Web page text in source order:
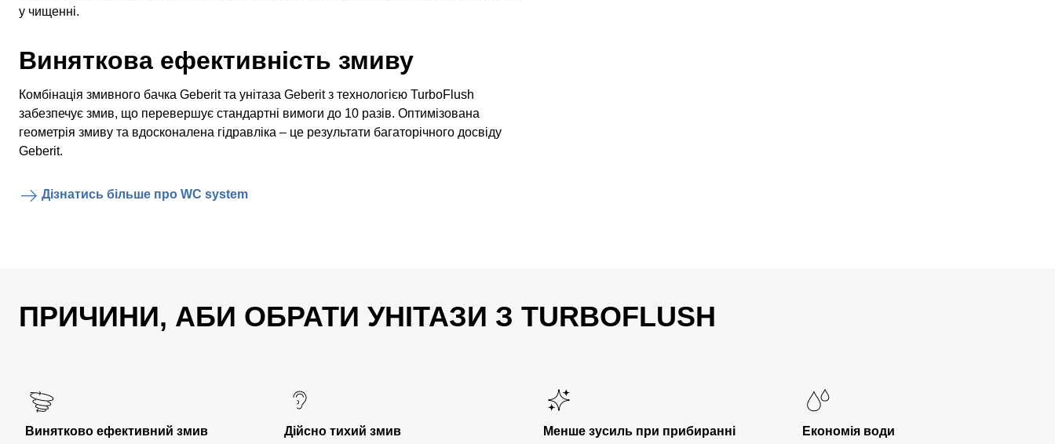
у чищенні.
Виняткова ефективність змиву
Комбінація змивного бачка Geberit та унітаза Geberit з технологією TurboFlush
забезпечує змив, що перевершує стандартні вимоги до 10 разів. Оптимізована
геометрія змиву та вдосконалена гідравліка – це результати багаторічного досвіду
Geberit.
Дізнатись більше про WC system
ПРИЧИНИ, АБИ ОБРАТИ УНІТАЗИ З TURBOFLUSH
Винятково ефективний змив
Дійсно тихий змив
Менше зусиль при прибиранні
Економія води